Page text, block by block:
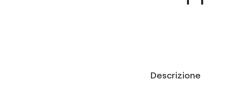
Descrizione